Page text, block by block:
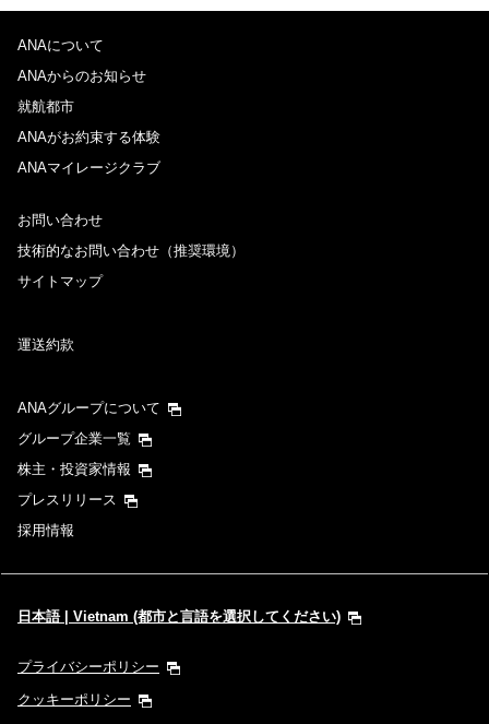
ANAについて
ANAからのお知らせ
就航都市
ANAがお約束する体験
ANAマイレージクラブ
お問い合わせ
技術的なお問い合わせ（推奨環境）
サイトマップ
運送約款
ANAグループについて
グループ企業一覧
株主・投資家情報
プレスリリース
採用情報
日本語 | Vietnam (都市と言語を選択してください)
プライバシーポリシー
クッキーポリシー